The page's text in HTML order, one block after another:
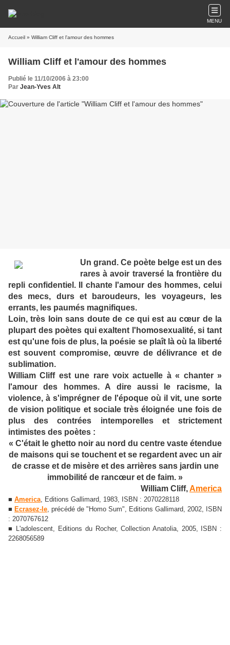
MENU
Accueil » William Cliff et l'amour des hommes
William Cliff et l'amour des hommes
Publié le 11/10/2006 à 23:00
Par Jean-Yves Alt
Un grand. Ce poète belge est un des
rares à avoir traversé la frontière du
repli confidentiel. Il chante l'amour des hommes, celui
des mecs, durs et baroudeurs, les voyageurs, les
errants, les paumés magnifiques.
Loin, très loin sans doute de ce qui est au cœur de la
plupart des poètes qui exaltent l'homosexualité, si tant
est qu'une fois de plus, la poésie se plaît là où la liberté
est souvent compromise, œuvre de délivrance et de
sublimation.
William Cliff est une rare voix actuelle à « chanter »
l'amour des hommes. A dire aussi le racisme, la
violence, à s'imprégner de l'époque où il vit, une sorte
de vision politique et sociale très éloignée une fois de
plus des contrées intemporelles et strictement
intimistes des poètes :
« C'était le ghetto noir au nord du centre vaste étendue
de maisons qui se touchent et se regardent avec un air
de crasse et de misère et des arrières sans jardin une
immobilité de rancœur et de faim. »
William Cliff,America
■ America, Editions Gallimard, 1983, ISBN : 2070228118
■ Ecrasez-le, précédé de "Homo Sum", Editions Gallimard, 2002, ISBN
: 2070767612
■ L'adolescent, Editions du Rocher, Collection Anatolia, 2005, ISBN :
2268056589